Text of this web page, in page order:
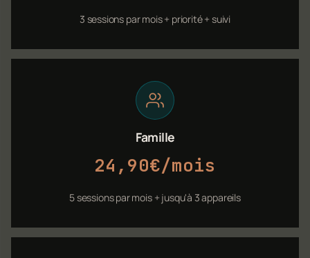
3 sessions par mois + priorité + suivi
Famille
24,90€/mois
5 sessions par mois + jusqu'à 3 appareils